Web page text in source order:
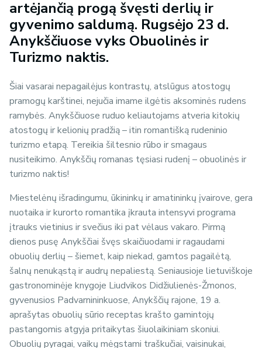
artėjančią progą švęsti derlių ir
gyvenimo saldumą. Rugsėjo 23 d.
Anykščiuose vyks Obuolinės ir
Turizmo naktis.
Šiai vasarai nepagailėjus kontrastų, atslūgus atostogų
pramogų karštinei, nejučia imame ilgėtis aksominės rudens
ramybės. Anykščiuose ruduo keliautojams atveria kitokių
atostogų ir kelionių pradžią – itin romantišką rudeninio
turizmo etapą. Tereikia šiltesnio rūbo ir smagaus
nusiteikimo. Anykščių romanas tęsiasi rudenį – obuolinės ir
turizmo naktis!
Miestelėnų išradingumu, ūkininkų ir amatininkų įvairove, gera
nuotaika ir kurorto romantika įkrauta intensyvi programa
įtrauks vietinius ir svečius iki pat vėlaus vakaro. Pirmą
dienos pusę Anykščiai švęs skaičiuodami ir ragaudami
obuolių derlių – šiemet, kaip niekad, gamtos pagailėtą,
šalnų nenukąstą ir audrų nepaliestą. Seniausioje lietuviškoje
gastronominėje knygoje Liudvikos Didžiulienės-Žmonos,
gyvenusios Padvarnininkuose, Anykščių rajone, 19 a.
aprašytas obuolių sūrio receptas krašto gamintojų
pastangomis atgyja pritaikytas šiuolaikiniam skoniui.
Obuolių pyragai, vaikų mėgstami traškučiai, vaisinukai,